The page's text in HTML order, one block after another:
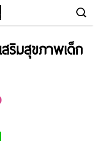
ริมสุขภาพเด็ก